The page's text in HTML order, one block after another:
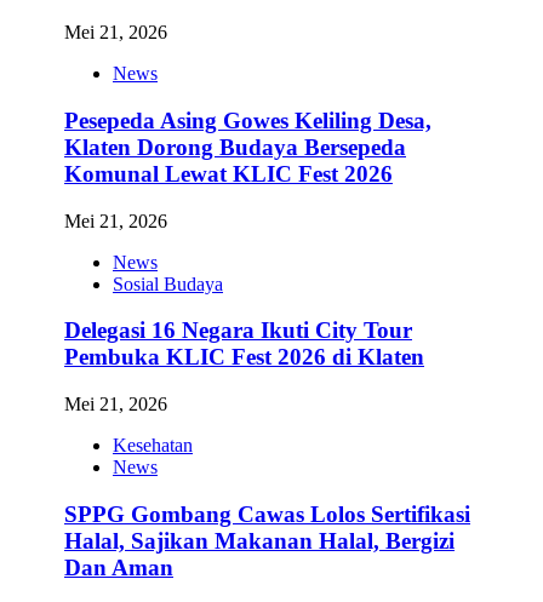
Mei 21, 2026
News
Pesepeda Asing Gowes Keliling Desa,
Klaten Dorong Budaya Bersepeda
Komunal Lewat KLIC Fest 2026
Mei 21, 2026
News
Sosial Budaya
Delegasi 16 Negara Ikuti City Tour
Pembuka KLIC Fest 2026 di Klaten
Mei 21, 2026
Kesehatan
News
SPPG Gombang Cawas Lolos Sertifikasi
Halal, Sajikan Makanan Halal, Bergizi
Dan Aman